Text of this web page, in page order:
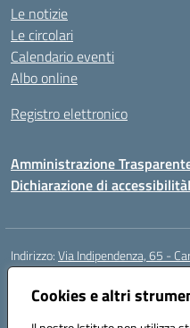
Cookies e altri
Le notizie
Le circolari
Calendario eventi
Albo online
Registro elettronico
Amministrazione
Dichiarazione di accessibilità
Indirizzo:Via Indipendenza, 65 -
Centralino:
Posta elettronica certificata (PEC):